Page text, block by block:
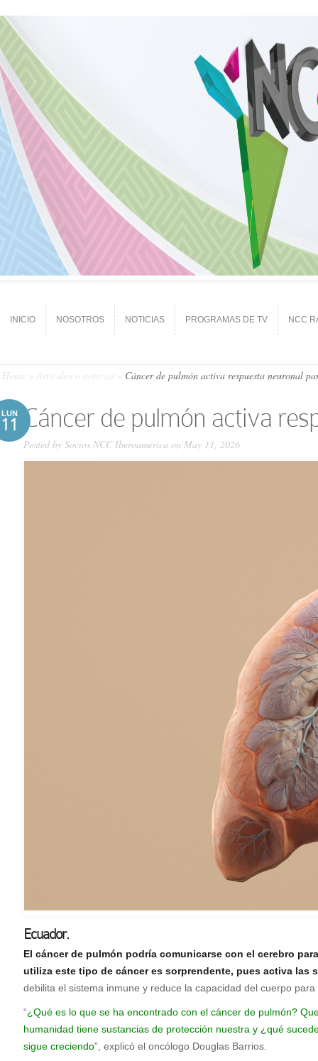
INICIO NOSOTROS NOTICIAS PROGRAMAS DE TV NCC
Home Artículos o noticias Cáncer de pulmón activa respuesta neuronal
LUN
11 Cáncer de pulmón activa
Posted by Socios NCC Iberoamérica on May 11, 2026
Ecuador.
El cáncer de pulmón podría comunicarse con el cerebro
utiliza este tipo de cáncer es sorprendente, pues activa las
debilita el sistema inmune y reduce la capacidad del cuerpo
“¿Qué es lo que se ha encontrado con el cáncer de pulmón?
humanidad tiene sustancias de protección nuestra y ¿qué
sigue creciendo”, explicó el oncólogo Douglas Barrios.